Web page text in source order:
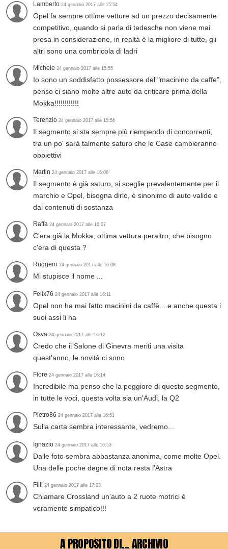
Lamberto 24 gennaio 2017 alle 15:54
Opel fa sempre ottime vetture ad un prezzo decisamente
competitivo, quando si parla di tedesche non viene mai
presa in considerazione, in realtà è la migliore di tutte, gli
altri sono una combricola di ladri
Michele 24 gennaio 2017 alle 15:55
Io sono un soddisfatto possessore del "macinino da caffe",
penso ci siano molte altre auto da criticare prima della
Mokka!!!!!!!!!!!!
Terenzio 24 gennaio 2017 alle 15:56
Il segmento si sta sempre più riempendo di concorrenti,
tra un po' sarà talmente saturo che le Case cambieranno
obbiettivi
Martin 24 gennaio 2017 alle 16:06
Il segmento è già saturo, si sceglie prevalentemente per il
marchio e Opel, bisogna dirlo, è sinonimo di auto valide e
dai contenuti di sostanza
Raffa 24 gennaio 2017 alle 16:07
C'era già la Mokka, ottima vettura peraltro, che bisogno
c'era di questa ?
Ruggero 24 gennaio 2017 alle 16:08
Mi stupisce il nome ...
Felix76 24 gennaio 2017 alle 16:11
Opel non ha mai fatto macinini da caffè....e anche questa i
suoi assi li ha
Osva 24 gennaio 2017 alle 16:12
Credo che il Salone di Ginevra meriti una visita
quest'anno, le novità ci sono
Fiore 24 gennaio 2017 alle 16:14
Incredibile ma penso che la peggiore di questo segmento,
in tutte le voci, questa volta sia un'Audi, la Q2
Pietro86 24 gennaio 2017 alle 16:51
Sulla carta sembra interessante, vedremo...
Ignazio 24 gennaio 2017 alle 16:53
Dalle foto sembra abbastanza anonima, come molte Opel.
Una delle poche degne di nota resta l'Astra
Filli 24 gennaio 2017 alle 17:03
Chiamare Crossland un'auto a 2 ruote motrici è
veramente simpatico!!!
A PROPOSITO DI... ARCHIVIO